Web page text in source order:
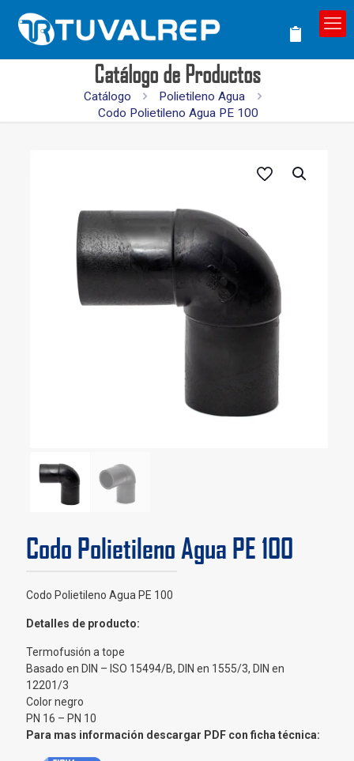
Catálogo de Productos
Catálogo
Polietileno Agua
Codo Polietileno Agua PE 100
Codo Polietileno Agua PE 100
Codo Polietileno Agua PE 100
Detalles de producto:
Termofusión a tope
Basado en DIN – ISO 15494/B, DIN en 1555/3, DIN en
12201/3
Color negro
PN 16 – PN 10
Para mas información descargar PDF con ficha técnica: